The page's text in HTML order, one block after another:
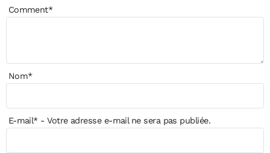
Comment*
Nom*
E-mail*- Votre adresse e-mail ne sera pas publiée.